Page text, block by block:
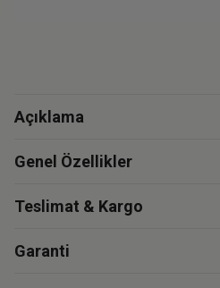
Açıklama
Genel Özellikler
Teslimat & Kargo
Garanti